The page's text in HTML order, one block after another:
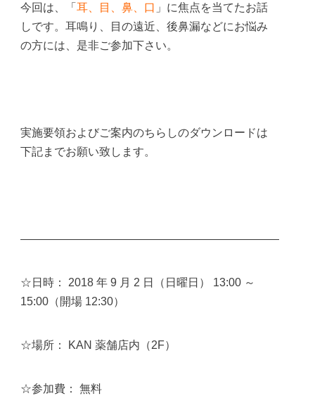
今回は、「 耳、目、鼻、口 」に焦点を当てたお話
しです。耳鳴り、目の遠近、後鼻漏などにお悩み
の方には、是非ご参加下さい。
実施要領およびご案内のちらしのダウンロードは
下記までお願い致します。
———————————————————————
☆日時： 2018 年 9 月 2 日（日曜日） 13:00 ～
15:00（開場 12:30）
☆場所： KAN 薬舗店内（2F）
☆参加費： 無料